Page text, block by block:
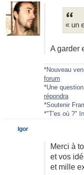
« un
A garder
*Nouveau
forum
*Une
répondra
*Soutenir
*"T'es où ?"
Merci à
et vos
et mille
Igor